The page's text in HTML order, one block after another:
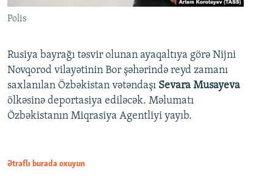
Polis
Rusiya bayrağı təsvir olunan ayaqaltıya görə Nijni
Novqorod vilayətinin Bor şəhərində reyd zamanı
saxlanılan Özbəkistan vətəndaşı Sevara Musayeva
ölkəsinə deportasiya ediləcək. Məlumatı
Özbəkistanın Miqrasiya Agentliyi yayıb.
Ətraflı burada oxuyun